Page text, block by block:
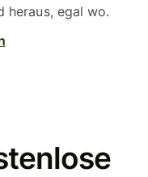
heraus, egal wo.